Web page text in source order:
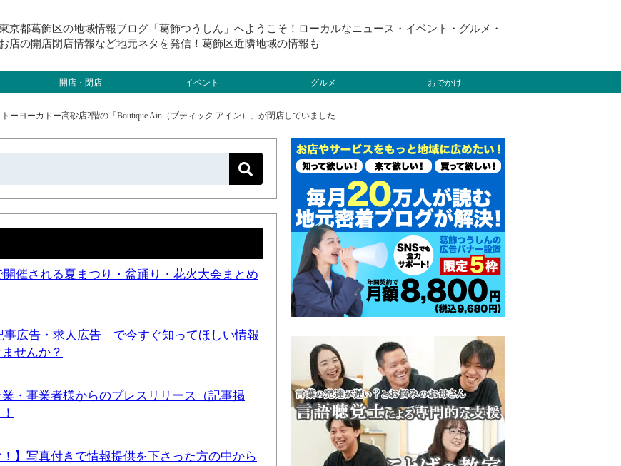
京都葛飾区の地域情報ブログ「葛飾つうしん」へようこそ！ローカルなニュース・イベント・グルメ・
お店の開店閉店情報など地元ネタを発信！葛飾区近隣地域の情報も
開店・閉店 イベント グルメ おでかけ
トーヨーカドー高砂店2階の「Boutique Ain（ブティック アイン）」が閉店していました
開催される夏まつり・盆踊り・花火大会まとめ
広告・求人広告」で今すぐ知ってほしい情報
せんか？
・事業者様からのプレスリリース（記事掲
！】写真付きで情報提供を下さった方の中から